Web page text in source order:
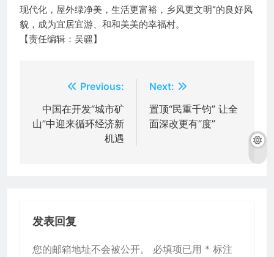
现代化，屋外绿净美，生活更富裕，乡风更文明”的良好风
貌，成为宜居宜游、和和美美的幸福村。
【责任编辑：吴疆】
章
导
Previous:
中国在开发“城市矿
山”中迎来循环经济新
机遇
Next:
置顶“民重千钧” 让全
面深改更有“度”
发表回复
您的邮箱地址不会被公开。 必填项已用 * 标注